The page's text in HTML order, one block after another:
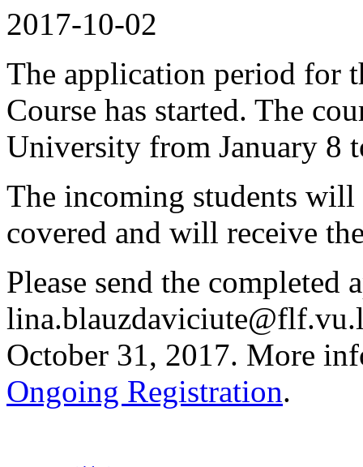
2017-10-02
The application period for
Course has started. The
University from January 8
The incoming students will
covered and will receive
Please send the
October 31, 2017. More
Ongoing Registration.